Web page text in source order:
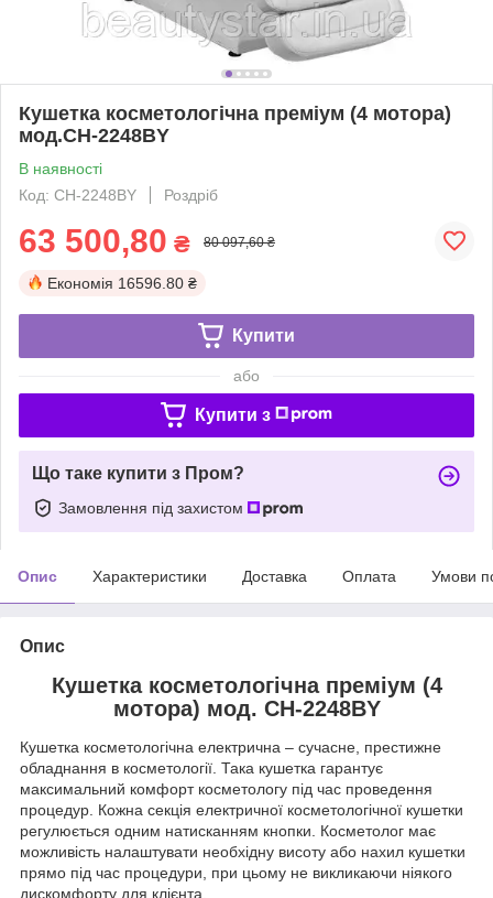
Кушетка косметологічна преміум (4 мотора)
мод.CH-2248BY
В наявності
Код: CH-2248BY
Роздріб
63 500,80 ₴ 80 097,60 ₴
Економія 16596.80 ₴
Купити
або
Купити з
Що таке купити з Пром?
Замовлення під захистом
Опис Характеристики Доставка Оплата Умови
Опис
Кушетка косметологічна преміум (4
мотора) мод. CH-2248BY
Кушетка косметологічна електрична – сучасне, престижне
обладнання в косметології. Така кушетка гарантує
максимальний комфорт косметологу під час проведення
процедур. Кожна секція електричної косметологічної кушетки
регулюється одним натисканням кнопки. Косметолог має
можливість налаштувати необхідну висоту або нахил кушетки
прямо під час процедури, при цьому не викликаючи ніякого
дискомфорту для клієнта.